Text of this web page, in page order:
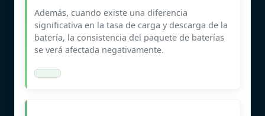
Además, cuando existe una diferencia
significativa en la tasa de carga y descarga de la
batería, la consistencia del paquete de baterías
se verá afectada negativamente.